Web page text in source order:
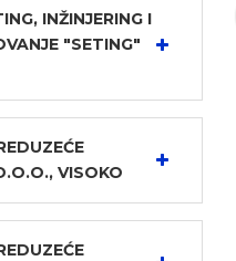
INŽINJERING I
"SETING"
VISOKO